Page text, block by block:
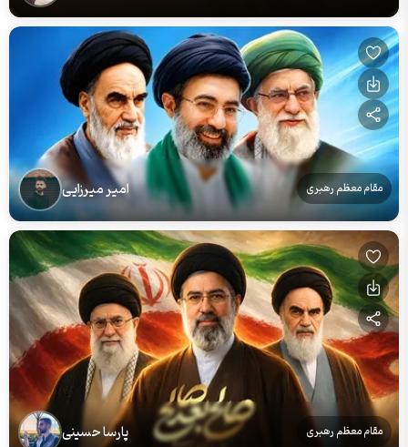
مقام معظم رهبری امیر میرزایی
مقام معظم رهبری پارسا حسینی